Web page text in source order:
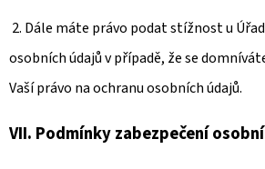
2. Dále máte právo podat stížnost u
osobních údajů v případě, že se
Vaší právo na ochranu osobních údajů.
VII. Podmínky zabezpečení